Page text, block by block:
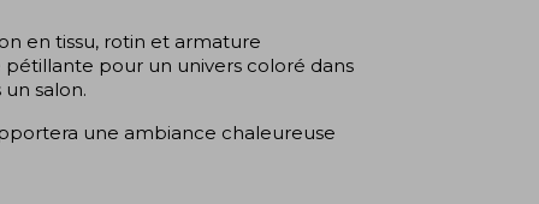
(2 avis)
en tissu, rotin et armature
pour un univers coloré dans
salon.
une ambiance chaleureuse